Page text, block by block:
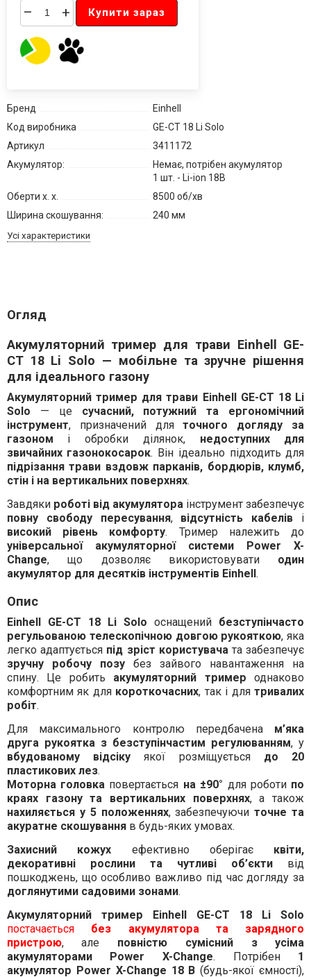
– + Купити зараз
Бренд
Einhell
Код виробника
GE-CT 18 Li Solo
Артикул
3411172
Акумулятор:
Немає, потрібен акумулятор
1 шт. - Li-ion 18В
Оберти х. х.
8500 об/хв
Ширина скошування:
240 мм
Усі характеристики
Огляд
Акумуляторний тример для трави Einhell GE-
CT 18 Li Solo — мобільне та зручне рішення
для ідеального газону
Акумуляторний тример для трави Einhell GE-CT 18 Li
Solo — це сучасний, потужний та ергономічний
інструмент, призначений дляточного догляду за
газоном і обробки ділянок, недоступних для
звичайних газонокосарок. Він ідеально підходить для
підрізання трави вздовж парканів, бордюрів, клумб,
стін і на вертикальних поверхнях.
Завдяки роботі від акумулятора інструмент забезпечує
повну свободу пересування, відсутність кабелів і
високий рівень комфорту. Тример належить до
універсальної акумуляторної системи Power X-
Change, що дозволяє використовувати один
акумулятор для десятків інструментів Einhell.
Опис
Einhell GE-CT 18 Li Solo оснащений безступінчасто
регульованою телескопічною довгою рукояткою, яка
легко адаптується під зріст користувачата забезпечує
зручну робочу позубез зайвого навантаження на
спину. Це робить акумуляторний тример однаково
комфортним як для короткочасних, так і длятривалих
робіт.
Для максимального контролю передбачена м’яка
друга рукоятка з безступінчастим регулюванням, у
вбудованому відсіку якої розміщується до 20
пластикових лез.
Моторна головка повертається на ±90° для роботи по
краях газону та вертикальних поверхнях, а також
нахиляється у 5 положеннях, забезпечуючиточне та
акуратне скошуванняв будь-яких умовах.
Захисний кожух ефективно оберігає квіти,
декоративні рослини та чутливі об’єкти від
пошкоджень, що особливо важливо під час догляду за
доглянутими садовими зонами.
Акумуляторний тример Einhell GE-CT 18 Li Solo
постачається без акумулятора та зарядного
пристрою, але повністю сумісний з усіма
акумуляторами Power X-Change. Потрібен 1
акумулятор Power X-Change 18 В (будь-якої ємності),